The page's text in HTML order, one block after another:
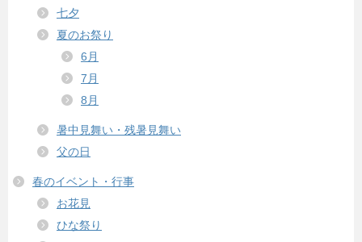
七夕
夏のお祭り
6月
7月
8月
暑中見舞い・残暑見舞い
父の日
春のイベント・行事
お花見
ひな祭り